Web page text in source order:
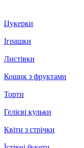
Цукерки
Іграшки
Листівки
Кошик з фруктами
Торти
Гелієві кульки
Квіти з стрічки